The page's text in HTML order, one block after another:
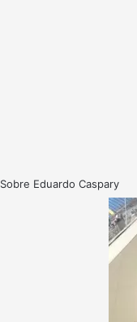
Sobre Eduardo Caspary